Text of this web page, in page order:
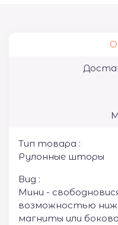
Тип товара :
Рулонные шторы
Вид :
Мини -
возможностью
магниты или